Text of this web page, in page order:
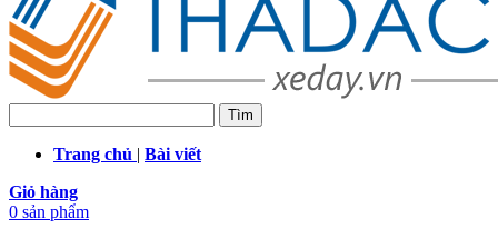
Trang chủ | Bài viết
Giỏ hàng
0 sản phẩm